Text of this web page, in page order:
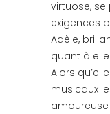
virtuose,
exigences
Adèle,
quant à
Alors
musicaux